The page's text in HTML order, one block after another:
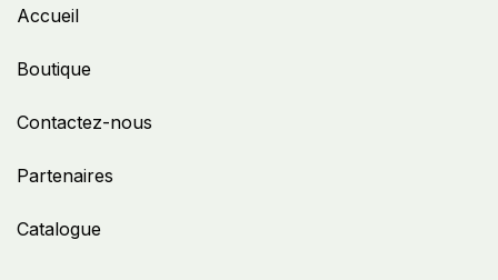
Accueil
Boutique
Contactez-nous
Partenaires
Catalogue